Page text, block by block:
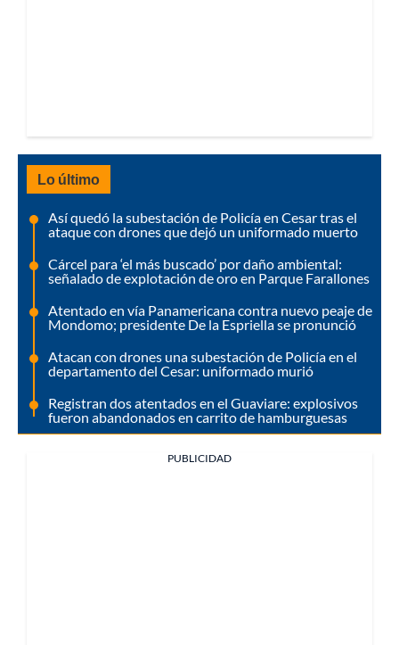
Lo último
Así quedó la subestación de Policía en Cesar tras el
ataque con drones que dejó un uniformado muerto
Cárcel para ‘el más buscado’ por daño ambiental:
señalado de explotación de oro en Parque Farallones
Atentado en vía Panamericana contra nuevo peaje de
Mondomo; presidente De la Espriella se pronunció
Atacan con drones una subestación de Policía en el
departamento del Cesar: uniformado murió
Registran dos atentados en el Guaviare: explosivos
fueron abandonados en carrito de hamburguesas
PUBLICIDAD